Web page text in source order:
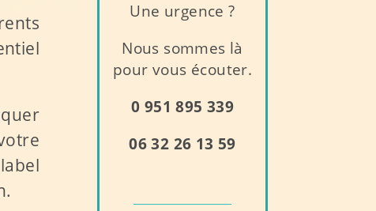
.
Une urgence ?
Nous sommes là
pour vous écouter.
0 951 895 339
06 32 26 13 59